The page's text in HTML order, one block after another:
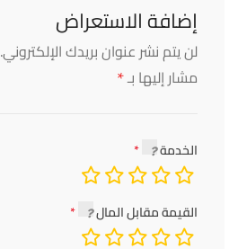
إضافة الاستعراض
لن يتم نشر عنوان بريدك الإلكتروني.
مشار إليها بـ*
الخدمة
القيمة مقابل المال